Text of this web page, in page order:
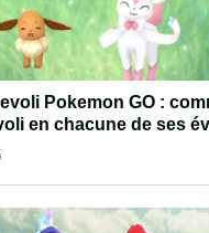
Pokemon GO :
en chacune de ses